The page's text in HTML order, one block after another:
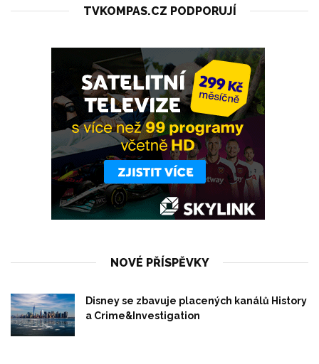
TVKOMPAS.CZ PODPORUJÍ
NOVÉ PŘÍSPĚVKY
Disney se zbavuje placených kanálů History
a Crime&Investigation